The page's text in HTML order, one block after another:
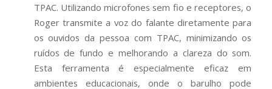
TPAC. Utilizando microfones sem fio e receptores, o
Roger transmite a voz do falante diretamente para
os ouvidos da pessoa com TPAC, minimizando os
ruídos de fundo e melhorando a clareza do som.
Esta ferramenta é especialmente eficaz em
ambientes educacionais, onde o barulho pode